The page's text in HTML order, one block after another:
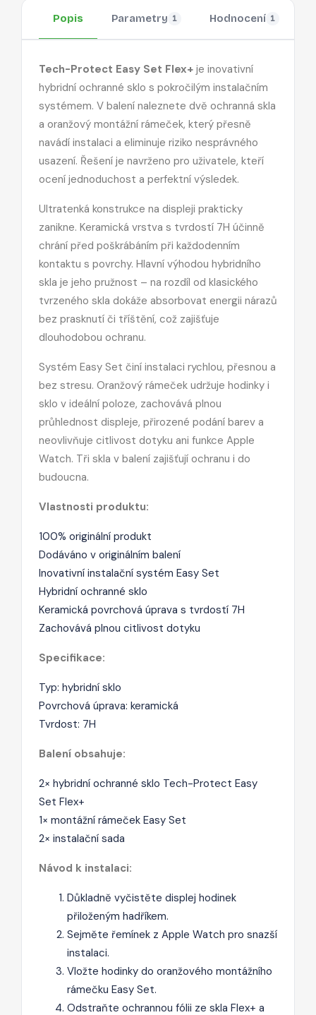
Popis Parametry 1 Hodnocení 1
Tech-Protect Easy Set Flex+ je inovativní
hybridní ochranné sklo s pokročilým instalačním
systémem. V balení naleznete dvě ochranná skla
a oranžový montážní rámeček, který přesně
navádí instalaci a eliminuje riziko nesprávného
usazení. Řešení je navrženo pro uživatele, kteří
ocení jednoduchost a perfektní výsledek.
Ultratenká konstrukce na displeji prakticky
zanikne. Keramická vrstva s tvrdostí 7H účinně
chrání před poškrábáním při každodenním
kontaktu s povrchy. Hlavní výhodou hybridního
skla je jeho pružnost – na rozdíl od klasického
tvrzeného skla dokáže absorbovat energii nárazů
bez prasknutí či tříštění, což zajišťuje
dlouhodobou ochranu.
Systém Easy Set činí instalaci rychlou, přesnou a
bez stresu. Oranžový rámeček udržuje hodinky i
sklo v ideální poloze, zachovává plnou
průhlednost displeje, přirozené podání barev a
neovlivňuje citlivost dotyku ani funkce Apple
Watch. Tři skla v balení zajišťují ochranu i do
budoucna.
Vlastnosti produktu:
100% originální produkt
Dodáváno v originálním balení
Inovativní instalační systém Easy Set
Hybridní ochranné sklo
Keramická povrchová úprava s tvrdostí 7H
Zachovává plnou citlivost dotyku
Specifikace:
Typ: hybridní sklo
Povrchová úprava: keramická
Tvrdost: 7H
Balení obsahuje:
2× hybridní ochranné sklo Tech-Protect Easy
Set Flex+
1× montážní rámeček Easy Set
2× instalační sada
Návod k instalaci:
Důkladně vyčistěte displej hodinek
přiloženým hadříkem.
Sejměte řemínek z Apple Watch pro snazší
instalaci.
Vložte hodinky do oranžového montážního
rámečku Easy Set.
Odstraňte ochrannou fólii ze skla Flex+ a